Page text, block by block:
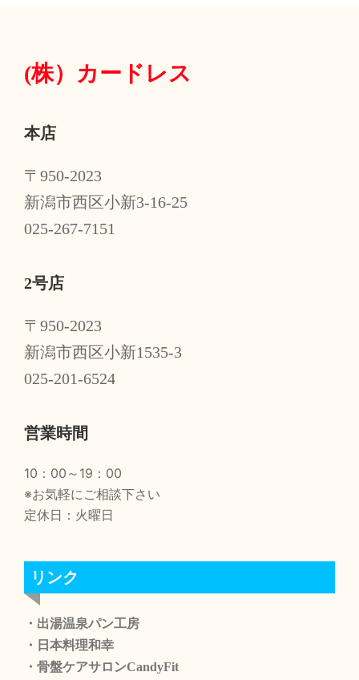
(株） カードレス
本店
〒950-2023
新潟市西区小新3-16-25
025-267-7151
2号店
〒950-2023
新潟市西区小新1535-3
025-201-6524
営業時間
10：00～19：00
※お気軽にご相談下さい
定休日：火曜日
リンク
・出湯温泉パン工房
・日本料理和幸
・骨盤ケアサロンCandyFit